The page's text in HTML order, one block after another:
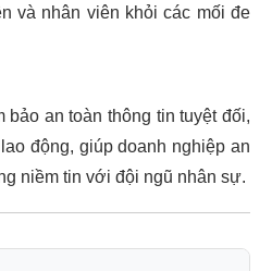
và nhân viên khỏi các mối đe
bảo an toàn thông tin tuyệt đối,
động, giúp doanh nghiệp an
niềm tin với đội ngũ nhân sự.